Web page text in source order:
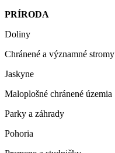
PRÍRODA
Doliny
Chránené a významné stromy
Jaskyne
Maloplošné chránené územia
Parky a záhrady
Pohoria